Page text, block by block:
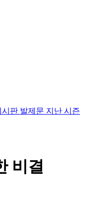
시판 발제문 지난 시즌
비결